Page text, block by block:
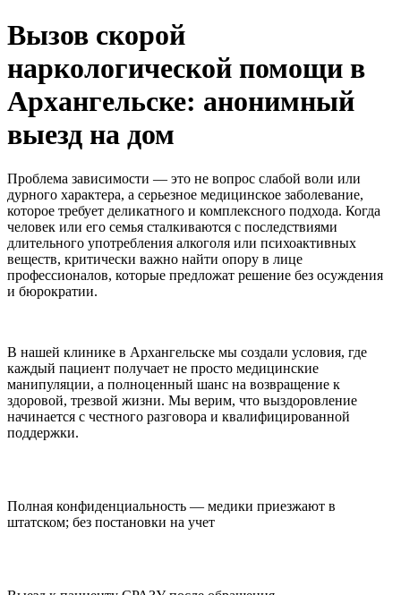
Вызов скорой
наркологической помощи в
Архангельске: анонимный
выезд на дом
Проблема зависимости — это не вопрос слабой воли или
дурного характера, а серьезное медицинское заболевание,
которое требует деликатного и комплексного подхода. Когда
человек или его семья сталкиваются с последствиями
длительного употребления алкоголя или психоактивных
веществ, критически важно найти опору в лице
профессионалов, которые предложат решение без осуждения
и бюрократии.
В нашей клинике в Архангельске мы создали условия, где
каждый пациент получает не просто медицинские
манипуляции, а полноценный шанс на возвращение к
здоровой, трезвой жизни. Мы верим, что выздоровление
начинается с честного разговора и квалифицированной
поддержки.
Полная конфиденциальность — медики приезжают в
штатском; без постановки на учет